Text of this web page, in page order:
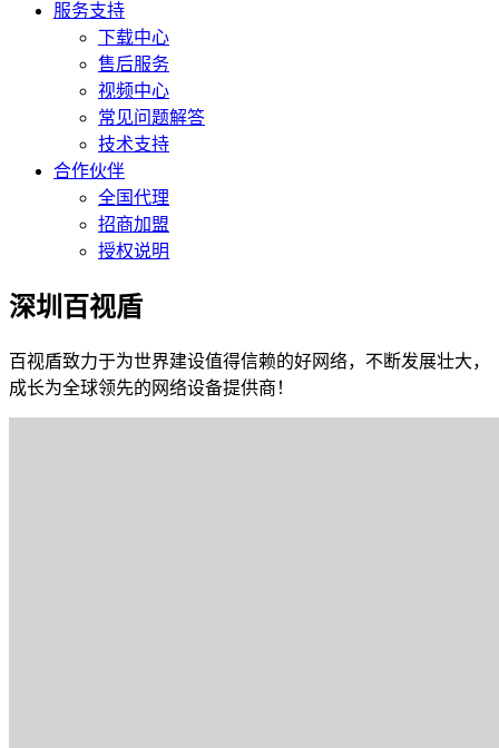
服务支持
下载中心
售后服务
视频中心
常见问题解答
技术支持
合作伙伴
全国代理
招商加盟
授权说明
深圳百视盾
百视盾致力于为世界建设值得信赖的好网络，不断发展壮大，
成长为全球领先的网络设备提供商！